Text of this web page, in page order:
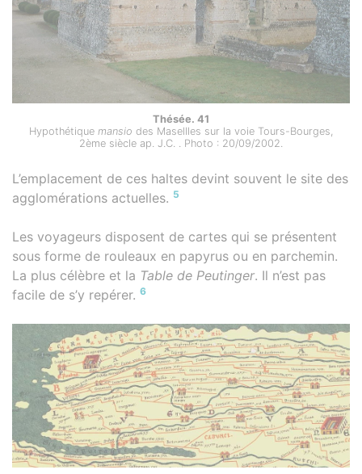
Thésée. 41
Hypothétique mansio des Masellles sur la voie Tours-Bourges,
2ème siècle ap. J.C. . Photo : 20/09/2002.
L’emplacement de ces haltes devint souvent le site des
agglomérations actuelles. 5
Les voyageurs disposent de cartes qui se présentent
sous forme de rouleaux en papyrus ou en parchemin.
La plus célèbre et la Table de Peutinger. Il n’est pas
facile de s’y repérer. 6